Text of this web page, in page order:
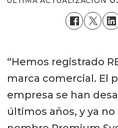
“Hemos registrado
marca comercial. El
empresa se han
últimos años, y ya